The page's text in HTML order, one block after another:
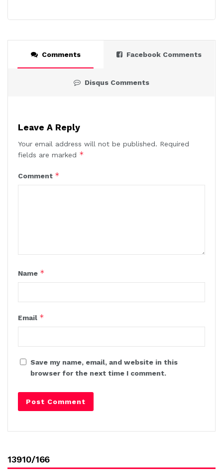
Comments Facebook Comments
Disqus Comments
Leave A Reply
Your email address will not be published. Required
fields are marked *
Comment *
Name *
Email *
Save my name, email, and website in this
browser for the next time I comment.
13910/166